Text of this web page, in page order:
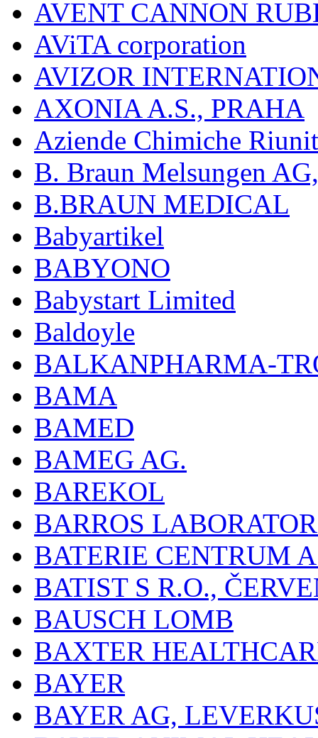
AVENT CANNON
AViTA corporation
AVIZOR
AXONIA A.S., PRAHA
Aziende Chimiche
B. Braun Melsungen
B.BRAUN MEDICAL
Babyartikel
BABYONO
Babystart Limited
Baldoyle
BALKANPHARMA-
BAMA
BAMED
BAMEG AG.
BAREKOL
BARROS
BATERIE CENTRUM
BATIST S R.O.,
BAUSCH LOMB
BAXTER
BAYER
BAYER AG,